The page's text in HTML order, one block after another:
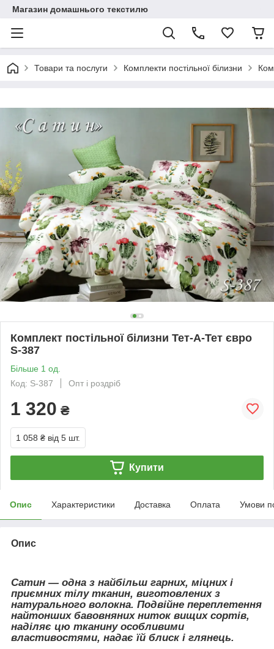
Магазин домашнього текстилю
Товари та послуги Комплекти постільної білизни
Комплект постільної білизни Тет-А-Тет євро
S-387
Більше 1 од.
Код: S-387
Опт і роздріб
1 320 ₴
1 058 ₴ від 5 шт.
Купити
Опис Характеристики Доставка Оплата Умови
Опис
Сатин — одна з найбільш гарних, міцних і
приємних тілу тканин, виготовлених з
натурального волокна. Подвійне переплетення
найтонших бавовняних ниток вищих сортів,
наділяє цю тканину особливими
властивостями, надає їй блиск і глянець.